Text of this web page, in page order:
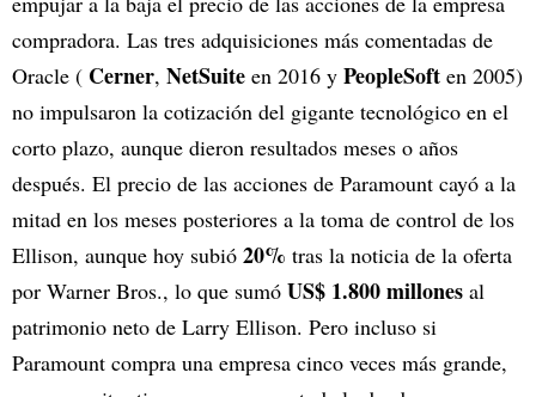
compradora. Las tres adquisiciones más comentadas de
Oracle ( Cerner, NetSuite en 2016 y PeopleSoft en 2005)
no impulsaron la cotización del gigante tecnológico en el
corto plazo, aunque dieron resultados meses o años
después. El precio de las acciones de Paramount cayó a la
mitad en los meses posteriores a la toma de control de los
Ellison, aunque hoy subió 20% tras la noticia de la oferta
por Warner Bros., lo que sumó US$ 1.800 millones al
patrimonio neto de Larry Ellison. Pero incluso si
Paramount compra una empresa cinco veces más grande,